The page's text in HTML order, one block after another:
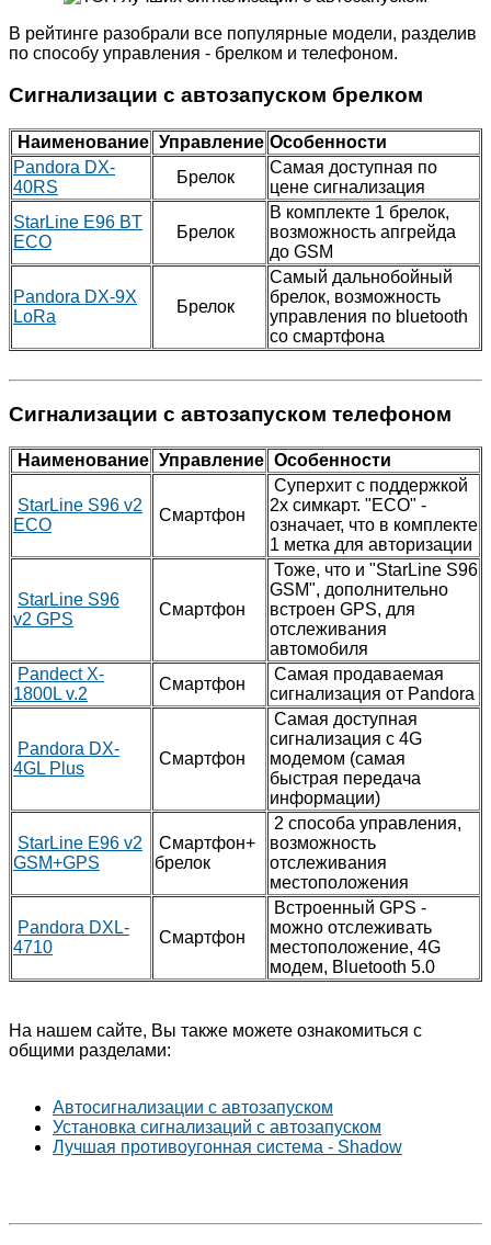
В рейтинге разобрали все популярные модели, разделив
по способу управления - брелком и телефоном.
Сигнализации с автозапуском брелком
Наименование Управление Особенности
Pandora DX-
40RS
Брелок
Самая доступная по
цене сигнализация
StarLine E96 BT
ECO
Брелок
В комплекте 1 брелок,
возможность апгрейда
до GSM
Pandora DX-9X
LoRa
Брелок
Самый дальнобойный
брелок, возможность
управления по bluetooth
со смартфона
Сигнализации с автозапуском телефоном
Наименование Управление Особенности
StarLine S96 v2
ECO
Смартфон
Суперхит с поддержкой
2х симкарт. "ECO" -
означает, что в комплекте
1 метка для авторизации
StarLine S96
v2 GPS
Смартфон
Тоже, что и "StarLine S96
GSM", дополнительно
встроен GPS, для
отслеживания
автомобиля
Pandect X-
1800L v.2
Смартфон
Самая продаваемая
сигнализация от Pandora
Pandora DX-
4GL Plus
Смартфон
Самая доступная
сигнализация с 4G
модемом (самая
быстрая передача
информации)
StarLine E96 v2
GSM+GPS
Смартфон+
брелок
2 способа управления,
возможность
отслеживания
местоположения
Pandora DXL-
4710
Смартфон
Встроенный GPS -
можно отслеживать
местоположение, 4G
модем, Bluetooth 5.0
На нашем сайте, Вы также можете ознакомиться с
общими разделами:
Автосигнализации с автозапуском
Установка сигнализаций с автозапуском
Лучшая противоугонная система - Shadow